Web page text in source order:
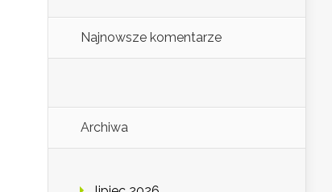
Najnowsze komentarze
Archiwa